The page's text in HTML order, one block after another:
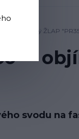
okapový ŽLAP
-
svodu na